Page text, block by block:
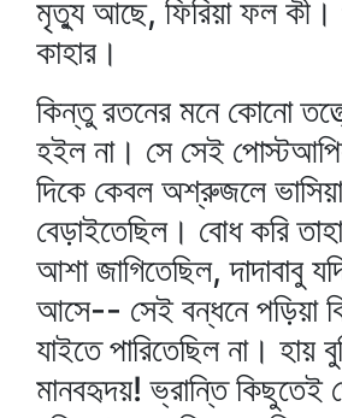
মৃত্যু আছে, ফিরিয়া ফল কী।
কাহার।
কিন্তু রতনের মনে কোনো
হইল না। সে সেই
দিকে কেবল অশ্রুজলে ভাসিয়া
বেড়াইতেছিল। বোধ করি
আশা জাগিতেছিল, দাদাবাবু
আসে-- সেই বন্ধনে পড়িয়া
যাইতে পারিতেছিল না। হায়
মানবহৃদয়! ভ্রান্তি কিছুতেই